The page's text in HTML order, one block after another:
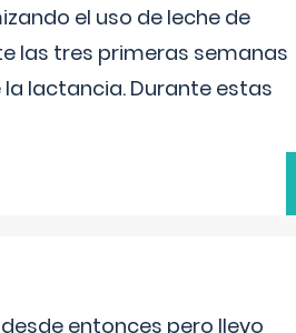
el uso de leche de
las tres primeras semanas
lactancia. Durante estas
entonces pero llevo